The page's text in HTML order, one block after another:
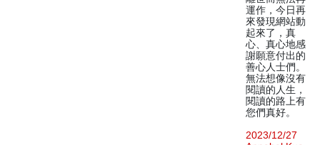
運作，今日再
來發現網站動
起來了，真
心、真心地感
謝願意付出的
善心人士們。
無法想像沒有
閱讀的人生，
閱讀的路上有
您們真好。
2023/12/27